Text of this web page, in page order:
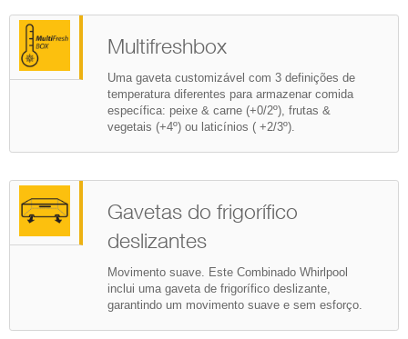
Multifreshbox
Uma gaveta customizável com 3 definições de
temperatura diferentes para armazenar comida
específica: peixe & carne (+0/2º), frutas &
vegetais (+4º) ou laticínios ( +2/3º).
Gavetas do frigorífico
deslizantes
Movimento suave. Este Combinado Whirlpool
inclui uma gaveta de frigorífico deslizante,
garantindo um movimento suave e sem esforço.